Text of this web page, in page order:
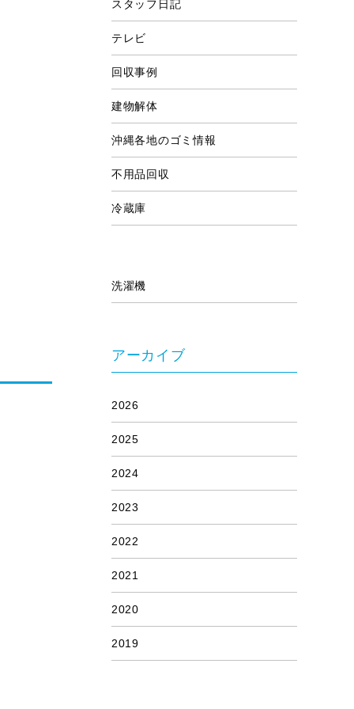
スタッフ日記
テレビ
回収事例
建物解体
沖縄各地のゴミ情報
不用品回収
冷蔵庫
洗濯機
アーカイブ
2026
2025
2024
2023
2022
2021
2020
2019